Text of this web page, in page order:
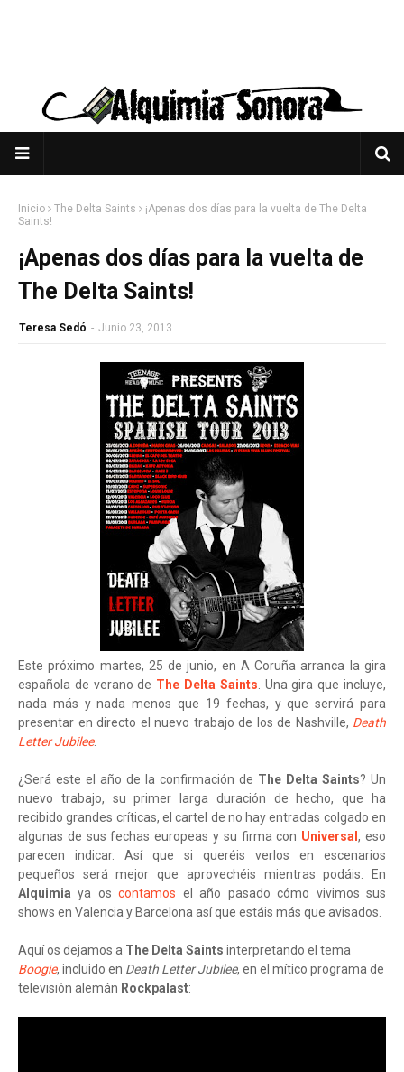
Inicio The Delta Saints
¡Apenas dos días para la vuelta de The Delta
Saints!
¡Apenas dos días para la vuelta de
The Delta Saints!
Teresa Sedó - Junio 23, 2013
Este próximo martes, 25 de junio, en A Coruña arranca la gira
española de verano de The Delta Saints. Una gira que incluye,
nada más y nada menos que 19 fechas, y que servirá para
presentar en directo el nuevo trabajo de los de Nashville, Death
Letter Jubilee.
¿Será este el año de la confirmación de The Delta Saints? Un
nuevo trabajo, su primer larga duración de hecho, que ha
recibido grandes críticas, el cartel de no hay entradas colgado en
algunas de sus fechas europeas y su firma con Universal, eso
parecen indicar. Así que si queréis verlos en escenarios
pequeños será mejor que aprovechéis mientras podáis. En
Alquimiaya oscontamos el año pasado cómo vivimos sus
shows en Valencia y Barcelona así que estáis más que avisados.
Aquí os dejamos a The Delta Saints interpretando el tema
Boogie, incluido en Death Letter Jubilee, en el mítico programa de
televisión alemán Rockpalast: